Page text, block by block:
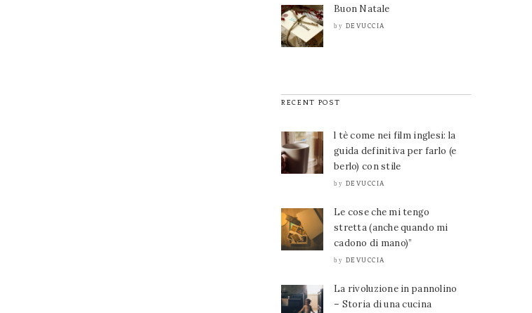
Buon Natale
by DEVUCCIA
RECENT POST
l tè come nei film inglesi: la
guida definitiva per farlo (e
berlo) con stile
by DEVUCCIA
Le cose che mi tengo
stretta (anche quando mi
cadono di mano)”
by DEVUCCIA
La rivoluzione in pannolino
– Storia di una cucina